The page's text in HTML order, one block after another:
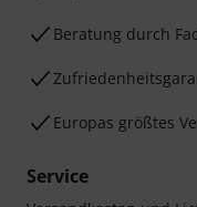
Beratung durch
Europas größtes
Service